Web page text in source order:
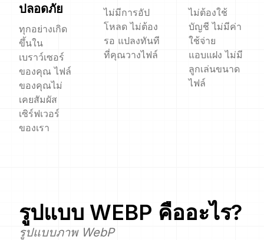
ปลอดภัย
ทุกอย่างเกิด
ขึ้นใน
เบราว์เซอร์
ของคุณ ไฟล์
ของคุณไม่
เคยสัมผัส
เซิร์ฟเวอร์
ของเรา
ไม่มีการอัป
โหลด ไม่ต้อง
รอ แปลงทันที
ที่คุณวางไฟล์
ไม่ต้องใช้
บัญชี ไม่มีค่า
ใช้จ่าย
แอบแฝง ไม่มี
ลูกเล่นขนาด
ไฟล์
รูปแบบ WEBP คืออะไร?
รูปแบบภาพ WebP